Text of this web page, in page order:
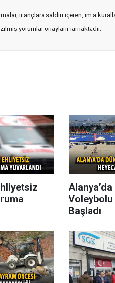
inançlara saldırı içeren, imla
yorumlar onaylanmamaktadır.
Voleybolu
Başladı